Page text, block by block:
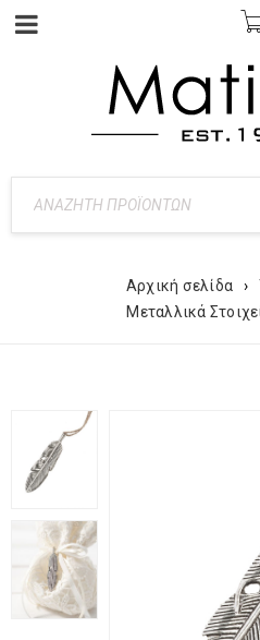
Αρχική σελίδα ›
Μεταλλικά